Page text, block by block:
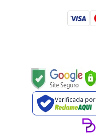
Verificada por